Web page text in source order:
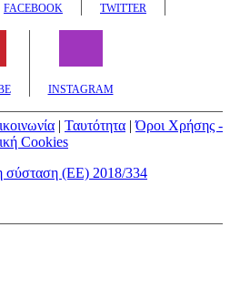
FACEBOOK TWITTER
INSTAGRAM
| Ταυτότητα |Όροι Χρήσης -
Cookies
(ΕΕ) 2018/334